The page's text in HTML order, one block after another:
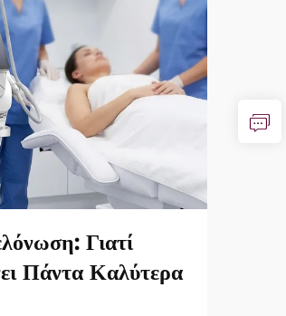
Γιατί
Πάντα Καλύτερα